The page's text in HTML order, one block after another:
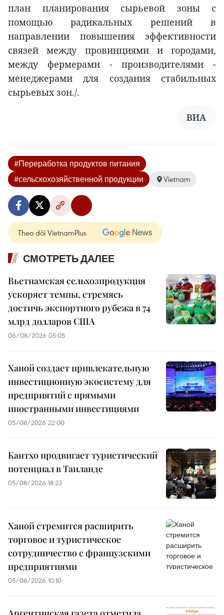
план планирования сырьевой зоны с
помощью радикальных решений в
направлении повышения эффективности
связей между провинциями и городами,
между фермерами - производителями -
менеджерами для создания стабильных
сырьевых зон./.
ВИА
#Переработка продуктов питания
#сельскохозяйственной продукции
Vietnam
Theo dõi VietnamPlus
СМОТРЕТЬ ДАЛЕЕ
Вьетнамская сельхозпродукция
ускоряет темпы, стремясь
достичь экспортного рубежа в 74
млрд долларов США
06/08/2026 05:05
Ханой создает привлекательную
инвестиционную экосистему для
предприятий с прямыми
иностранными инвестициями
05/08/2026 22:00
Кантхо продвигает туристический
потенциал в Таиланде
05/08/2026 18:23
Ханой стремится расширить
торговое и туристическое
сотрудничество с французскими
предприятиями
05/08/2026 10:10